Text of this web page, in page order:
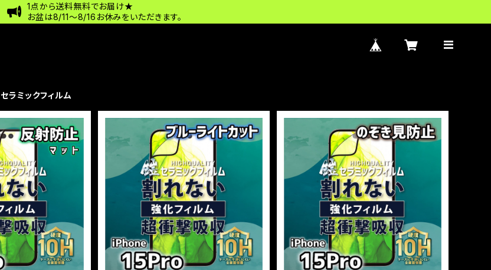
1点から送料無料でお届け★
お盆は8/11〜8/16お休みをいただきます。
セラミックフィルム